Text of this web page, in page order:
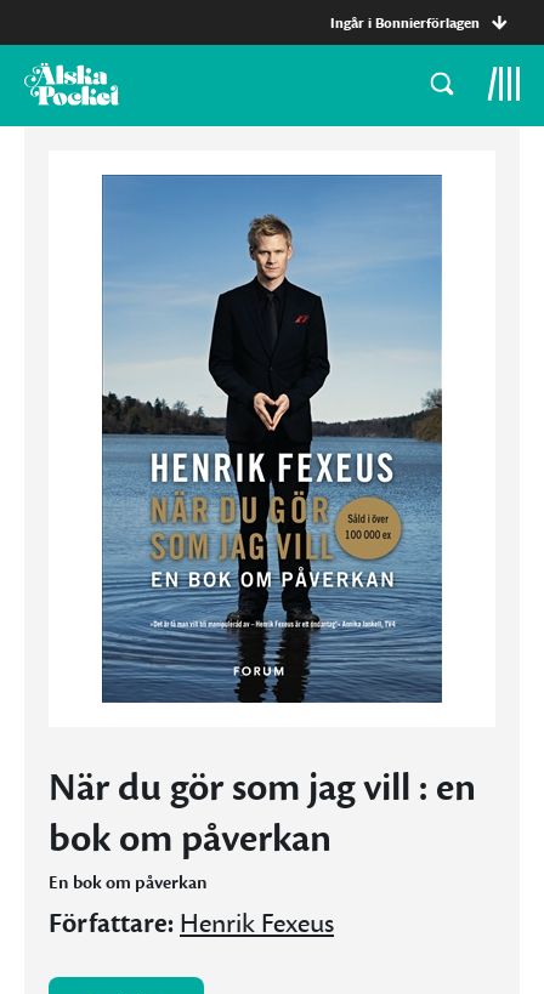
Ingår i Bonnierförlagen
När du gör som jag vill : en
bok om påverkan
En bok om påverkan
Författare: Henrik Fexeus